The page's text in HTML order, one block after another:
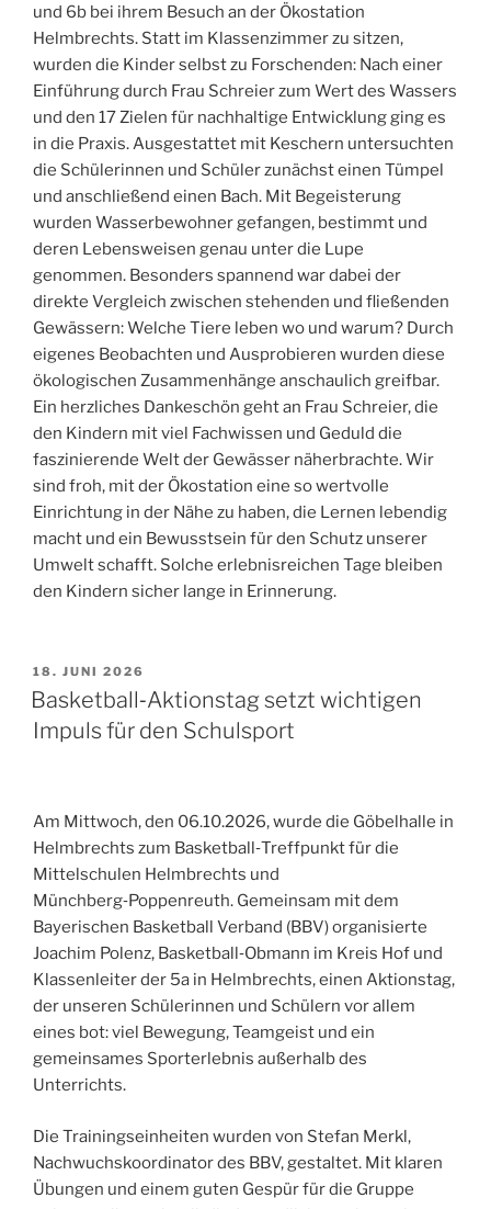
und 6b bei ihrem Besuch an der Ökostation
Helmbrechts. Statt im Klassenzimmer zu sitzen,
wurden die Kinder selbst zu Forschenden: Nach einer
Einführung durch Frau Schreier zum Wert des Wassers
und den 17 Zielen für nachhaltige Entwicklung ging es
in die Praxis. Ausgestattet mit Keschern untersuchten
die Schülerinnen und Schüler zunächst einen Tümpel
und anschließend einen Bach. Mit Begeisterung
wurden Wasserbewohner gefangen, bestimmt und
deren Lebensweisen genau unter die Lupe
genommen. Besonders spannend war dabei der
direkte Vergleich zwischen stehenden und fließenden
Gewässern: Welche Tiere leben wo und warum? Durch
eigenes Beobachten und Ausprobieren wurden diese
ökologischen Zusammenhänge anschaulich greifbar.
Ein herzliches Dankeschön geht an Frau Schreier, die
den Kindern mit viel Fachwissen und Geduld die
faszinierende Welt der Gewässer näherbrachte. Wir
sind froh, mit der Ökostation eine so wertvolle
Einrichtung in der Nähe zu haben, die Lernen lebendig
macht und ein Bewusstsein für den Schutz unserer
Umwelt schafft. Solche erlebnisreichen Tage bleiben
den Kindern sicher lange in Erinnerung.
VERÖFFENTLICHT
AM
18. JUNI 2026
Basketball‑Aktionstag setzt wichtigen
Impuls für den Schulsport
Am Mittwoch, den 06.10.2026, wurde die Göbelhalle in
Helmbrechts zum Basketball‑Treffpunkt für die
Mittelschulen Helmbrechts und
Münchberg‑Poppenreuth. Gemeinsam mit dem
Bayerischen Basketball Verband (BBV) organisierte
Joachim Polenz, Basketball‑Obmann im Kreis Hof und
Klassenleiter der 5a in Helmbrechts, einen Aktionstag,
der unseren Schülerinnen und Schülern vor allem
eines bot: viel Bewegung, Teamgeist und ein
gemeinsames Sporterlebnis außerhalb des
Unterrichts.
Die Trainingseinheiten wurden von Stefan Merkl,
Nachwuchskoordinator des BBV, gestaltet. Mit klaren
Übungen und einem guten Gespür für die Gruppe